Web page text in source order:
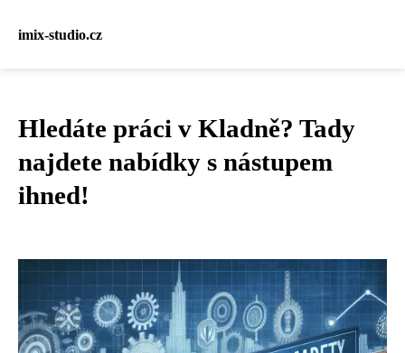
imix-studio.cz
Hledáte práci v Kladně? Tady
najdete nabídky s nástupem
ihned!